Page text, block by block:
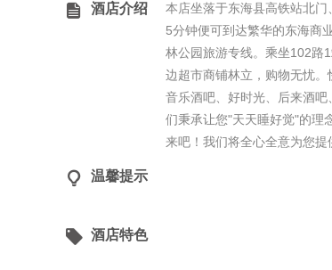
 酒店介绍
本店坐落于东海县高铁站北
5分钟便可到达繁华的东海商
林公园旅游专线。乘坐102路
边超市商铺林立，购物无忧
音乐酒吧、好时光、后来酒
们秉承让您"天天睡好觉"的理
来吧！我们将全心全意为您
 温馨提示
 酒店特色